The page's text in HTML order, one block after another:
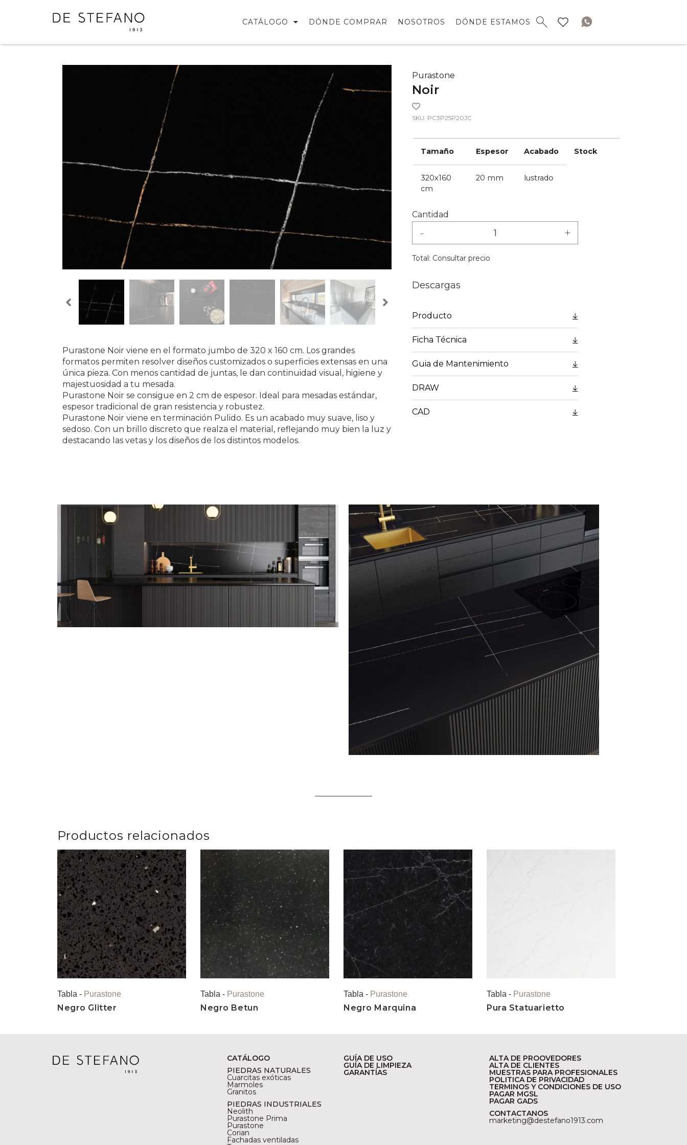
CATÁLOGO DÓNDE COMPRAR NOSOTROS DÓNDE ESTAMOS
Purastone Noir viene en el formato jumbo de 320 x 160 cm. Los grandes
formatos permiten resolver diseños customizados o superficies extensas en una
única pieza. Con menos cantidad de juntas, le dan continuidad visual, higiene y
majestuosidad a tu mesada.
Purastone Noir se consigue en 2 cm de espesor. Ideal para mesadas estándar,
espesor tradicional de gran resistencia y robustez.
Purastone Noir viene en terminación Pulido. Es un acabado muy suave, liso y
sedoso. Con un brillo discreto que realza el material, reflejando muy bien la luz y
destacando las vetas y los diseños de los distintos modelos.
Purastone
Noir
SKU: PC3P25P20JC
Tamaño Espesor Acabado Stock
320x160
cm
20 mm lustrado
Cantidad
- +
Total: Consultar precio
Descargas
Producto
Ficha Técnica
Guia de Mantenimiento
DRAW
CAD
Productos relacionados
Tabla - Purastone
Negro Glitter
Tabla - Purastone
Negro Betun
Tabla - Purastone
Negro Marquina
Tabla - Purastone
Pura Statuarietto
CATÁLOGO
PIEDRAS NATURALES
Cuarcitas exóticas
Marmoles
Granitos
PIEDRAS INDUSTRIALES
Neolith
Purastone Prima
Purastone
Corian
Fachadas ventiladas
GUÍA DE USO
GUÍA DE LIMPIEZA
GARANTÍAS
ALTA DE PROOVEDORES
ALTA DE CLIENTES
MUESTRAS PARA PROFESIONALES
POLITICA DE PRIVACIDAD
TERMINOS Y CONDICIONES DE USO
PAGAR MGSL
PAGAR GADS
CONTACTANOS
marketing@destefano1913.com